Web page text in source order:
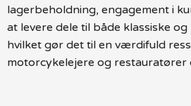
lagerbeholdning, engagement i
at levere dele til både klassiske
hvilket gør det til en værdifuld
motorcykelejere og restauratører